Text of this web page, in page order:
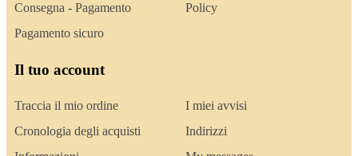
Consegna - Pagamento
Pagamento sicuro
Policy
Il tuo account
Traccia il mio ordine
Cronologia degli acquisti
I miei avvisi
Indirizzi